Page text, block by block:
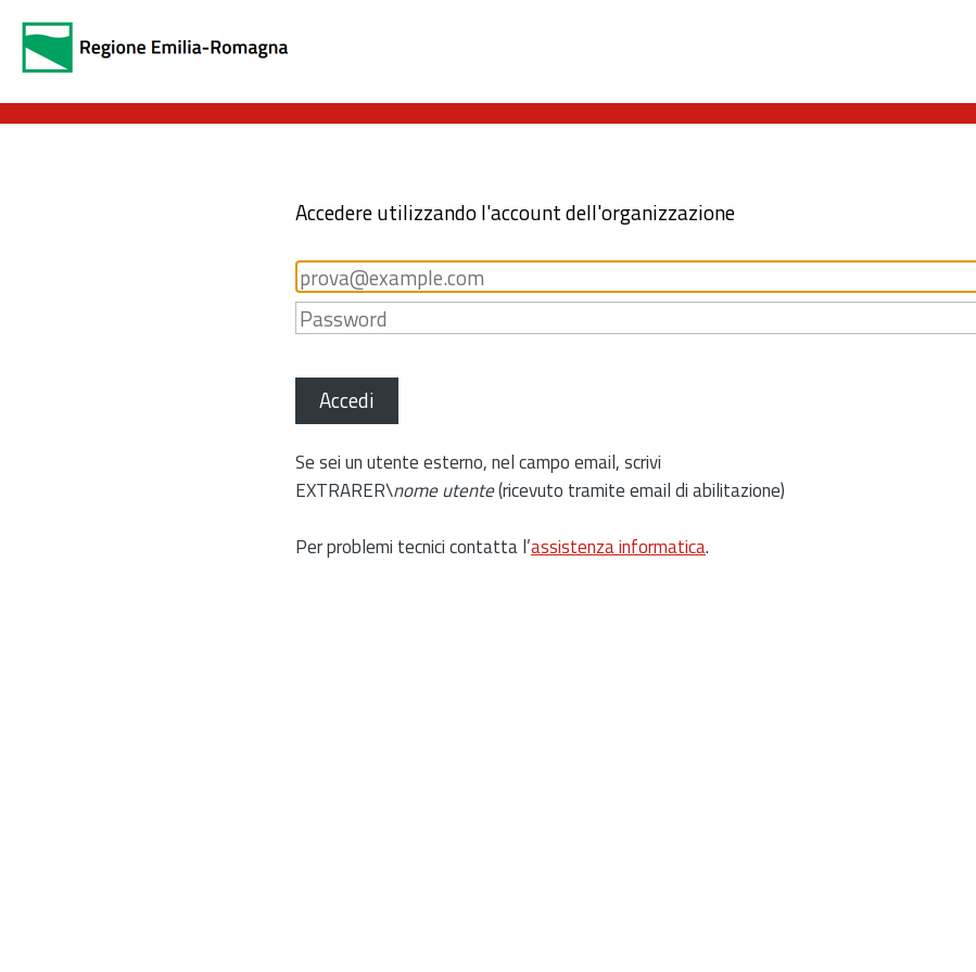
Accedere utilizzando l'account dell'organizzazione
Accedi
Se sei un utente esterno, nel campo email, scrivi
EXTRARER\nome utente(ricevuto tramite email di abilitazione)
Per problemi tecnici contatta l’assistenza informatica.